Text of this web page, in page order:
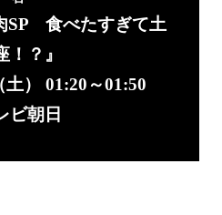
SP 食べたすぎて土
！？』
土） 01:20～01:50
ビ朝日